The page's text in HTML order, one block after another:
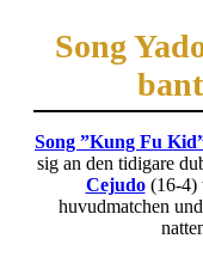
Song
Song ”Kung Fu
sig an den tidigare
Cejudo(16-4)
huvudmatchen